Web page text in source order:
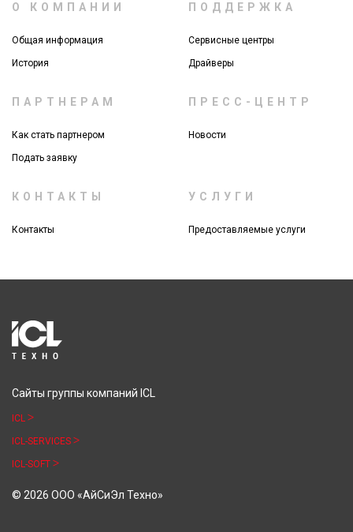
О КОМПАНИИ
Общая информация
История
ПОДДЕРЖКА
Сервисные центры
Драйверы
ПАРТНЕРАМ
Как стать партнером
Подать заявку
ПРЕСС-ЦЕНТР
Новости
КОНТАКТЫ
Контакты
УСЛУГИ
Предоставляемые услуги
Сайты группы компаний ICL
ICL
ICL-SERVICES
ICL-SOFT
© 2026 ООО «АйСиЭл Техно»